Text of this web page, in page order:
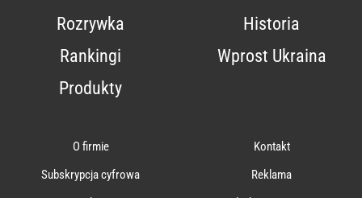
Rozrywka
Historia
Rankingi
Wprost Ukraina
Produkty
O firmie
Kontakt
Subskrypcja cyfrowa
Reklama